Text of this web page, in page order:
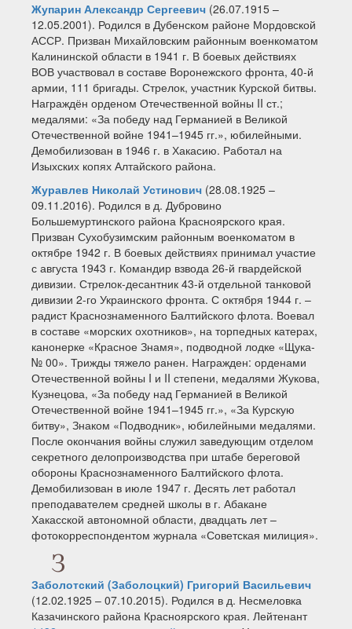
Жупарин Александр Сергеевич (26.07.1915 –
12.05.2001). Родился в Дубенском районе Мордовской
АССР. Призван Михайловским районным военкоматом
Калининской области в 1941 г. В боевых действиях
ВОВ участвовал в составе Воронежского фронта, 40-й
армии, 111 бригады. Стрелок, участник Курской битвы.
Награждён орденом Отечественной войны II ст.;
медалями: «За победу над Германией в Великой
Отечественной войне 1941–1945 гг.», юбилейными.
Демобилизован в 1946 г. в Хакасию. Работал на
Изыхских копях Алтайского района.
Журавлев Николай Устинович (28.08.1925 –
09.11.2016). Родился в д. Дубровино
Большемуртинского района Красноярского края.
Призван Сухобузимским районным военкоматом в
октябре 1942 г. В боевых действиях принимал участие
с августа 1943 г. Командир взвода 26-й гвардейской
дивизии. Стрелок-десантник 43-й отдельной танковой
дивизии 2-го Украинского фронта. С октября 1944 г. –
радист Краснознаменного Балтийского флота. Воевал
в составе «морских охотников», на торпедных катерах,
канонерке «Красное Знамя», подводной лодке «Щука-
№ 00». Трижды тяжело ранен. Награжден: орденами
Отечественной войны I и II степени, медалями Жукова,
Кузнецова, «За победу над Германией в Великой
Отечественной войне 1941–1945 гг.», «За Курскую
битву», Знаком «Подводник», юбилейными медалями.
После окончания войны служил заведующим отделом
секретного делопроизводства при штабе береговой
обороны Краснознаменного Балтийского флота.
Демобилизован в июле 1947 г. Десять лет работал
преподавателем средней школы в г. Абакане
Хакасской автономной области, двадцать лет –
фотокорреспондентом журнала «Советская милиция».
З
Заболотский (Заболоцкий) Григорий Васильевич
(12.02.1925 – 07.10.2015). Родился в д. Несмеловка
Казачинского района Красноярского края. Лейтенант